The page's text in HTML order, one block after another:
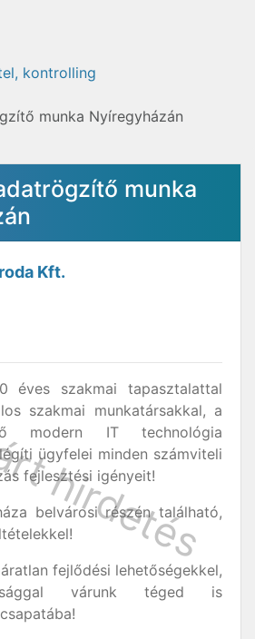
kontrolling
munka Nyíregyházán
munka
Kft.
éves szakmai tapasztalattal
szakmai munkatársakkal, a
modern IT technológia
ügyfelei minden számviteli
fejlesztési igényeit!
belvárosi részén található,
fejlődési lehetőségekkel,
várunk téged is